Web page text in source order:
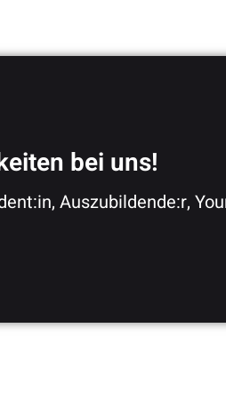
bei uns!
Auszubildende:r,